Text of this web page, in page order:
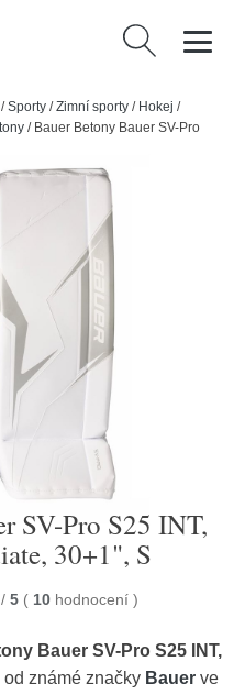
Vyhledávání
/Sporty /Zimní sporty / Hokej /
/ Bauer Betony Bauer SV-Pro
SV-Pro S25 INT,
30+1", S
/ 5 ( 10 hodnocení )
Bauer SV-Pro S25 INT,
od známé značky Bauerve